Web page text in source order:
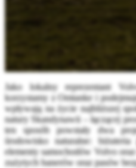
Jako lokalny reprezentant
korzystamy z Omtanke i
wpływają na życie najbliższej
natury Skandynawii – łączącej
ten sposób powstały dwa
środowisko naturalne:
elementy samochodów Volvo
zużytych banerów oraz pasów